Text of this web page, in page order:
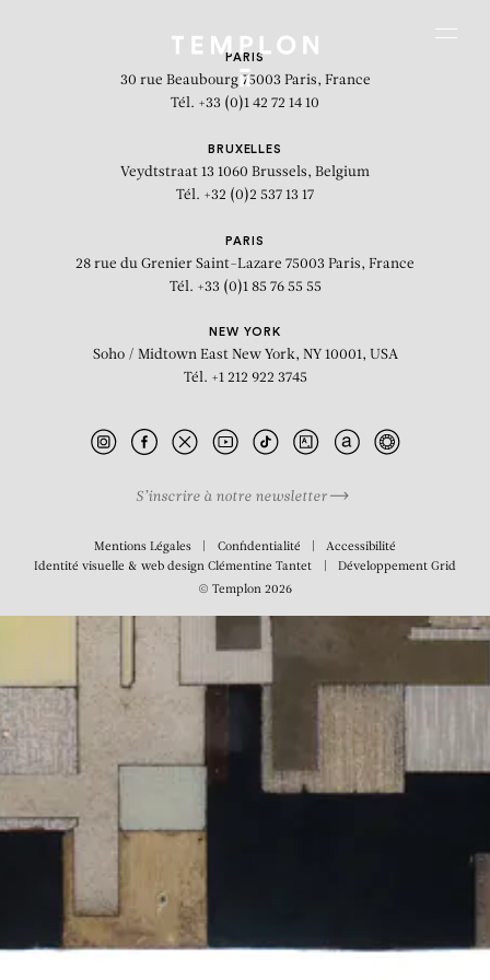
Fourth Courtyard
PARIS
30 rue Beaubourg 75003 Paris, France
Tél. +33 (0)1 42 72 14 10
BRUXELLES
Veydtstraat 13 1060 Brussels, Belgium
Tél. +32 (0)2 537 13 17
PARIS
28 rue du Grenier Saint-Lazare 75003 Paris, France
Tél. +33 (0)1 85 76 55 55
NEW YORK
Soho / Midtown East New York, NY 10001, USA
Tél. +1 212 922 3745
S’inscrire à notre newsletter
Mentions Légales Confidentialité
Accessibilité
Identité visuelle & web designClémentine Tantet Développement Grid
© Templon 2026